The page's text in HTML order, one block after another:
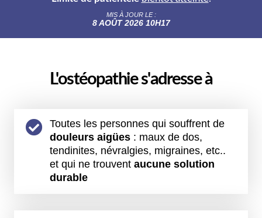
MIS À JOUR LE :
8 AOÛT 2026 10H17
L'ostéopathie s'adresse à
Toutes les personnes qui souffrent de
douleurs aigües : maux de dos,
tendinites, névralgies, migraines, etc..
et qui ne trouventaucune solution
durable